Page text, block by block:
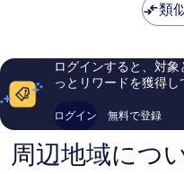
口
ミ
221
件
の
類
ログインすると、対
っとリワードを獲得
ログイン 無料で登録
周辺地域につ